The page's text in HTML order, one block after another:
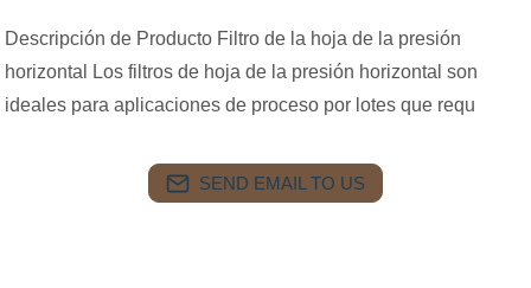
Descripción de Producto Filtro de la hoja de la presión
horizontal Los filtros de hoja de la presión horizontal son
ideales para aplicaciones de proceso por lotes que requ
SEND EMAIL TO US